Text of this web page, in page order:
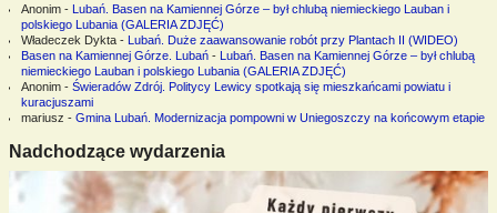
Anonim- Lubań. Basen na Kamiennej Górze – był chlubą niemieckiego Lauban i
polskiego Lubania (GALERIA ZDJĘĆ)
Władeczek Dykta- Lubań. Duże zaawansowanie robót przy Plantach II (WIDEO)
Basen na Kamiennej Górze. Lubań- Lubań. Basen na Kamiennej Górze – był chlubą
niemieckiego Lauban i polskiego Lubania (GALERIA ZDJĘĆ)
Anonim- Świeradów Zdrój. Politycy Lewicy spotkają się mieszkańcami powiatu i
kuracjuszami
mariusz - Gmina Lubań. Modernizacja pompowni w Uniegoszczy na końcowym etapie
Nadchodzące wydarzenia